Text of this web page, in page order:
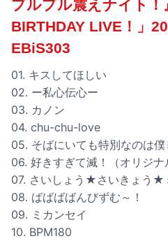
プルプル震えナイト！
BIRTHDAY LIVE！」
EBiS303
01. キスしてほしい
02. ー私心伝心ー
03. カノン
04. chu-chu-love
05. そばにいても特別なのは僕
06. 好きすぎて滅！（オリジナ
07. さいしょう★さいきょう★
08. ばばばばんびずむ～！
09. ミカンセイ
10. BPM180